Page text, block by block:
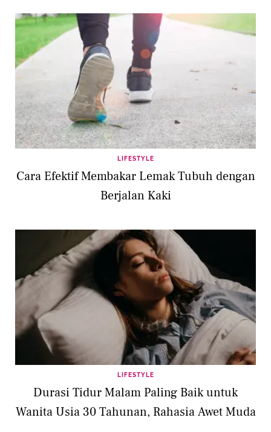
LIFESTYLE
Cara Efektif Membakar Lemak Tubuh dengan
Berjalan Kaki
LIFESTYLE
Durasi Tidur Malam Paling Baik untuk
Wanita Usia 30 Tahunan, Rahasia Awet Muda